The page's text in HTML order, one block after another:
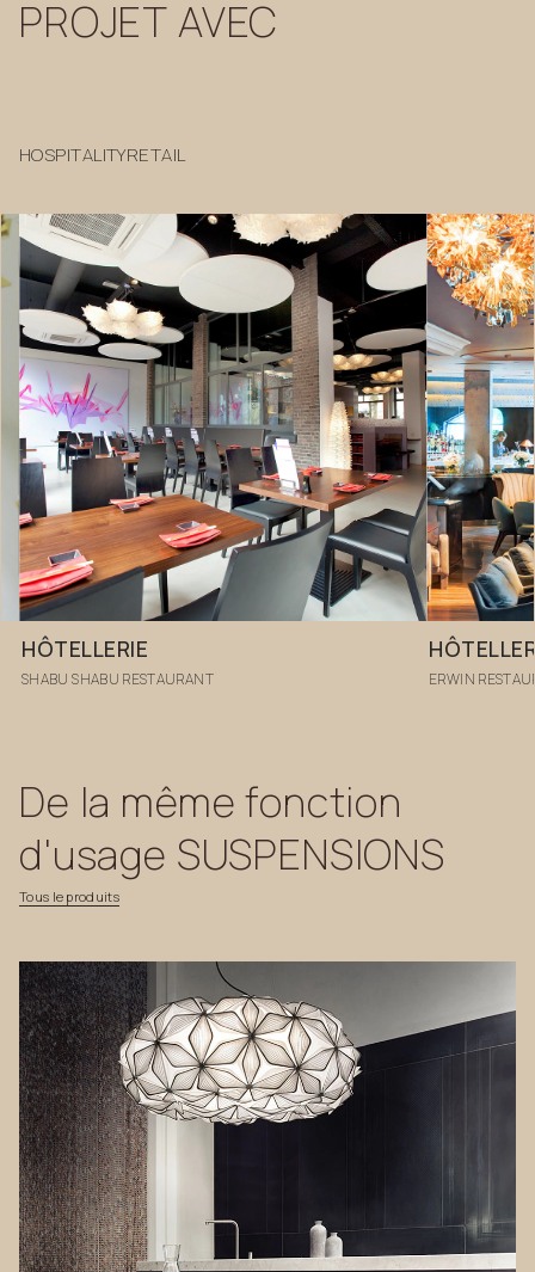
PROJETAVEC
HOSPITALITYRETAIL
HÔTELLERIE
SHABU SHABU RESTAURANT ERWIN
Tous le produits
De la même fonction
d'usage SUSPENSIONS